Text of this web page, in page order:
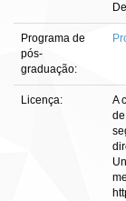
Programa de
pós-
graduação:
Licença:
A